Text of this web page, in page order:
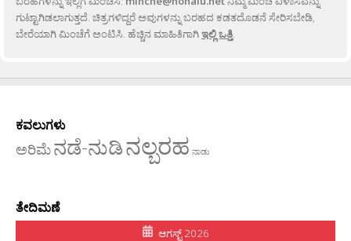
ಗುಟ್ಟಾಗಿಡಲಾಗುತ್ತದೆ. ಚಿತ್ರಗಳಿದ್ದರೆ ಅವುಗಳನ್ನು ಬರಹದ ಕಡತದೊಡನೆ ಸೇರಿಸಬೇಡಿ,
ಬೇರೆಯಾಗಿ ಮಿಂಚೆಗೆ ಅಂಟಿಸಿ. ಹೆಚ್ಚಿನ ಮಾಹಿತಿಗಾಗಿಇಲ್ಲಿ ಒತ್ತಿ.
ಕವಲುಗಳು
ಅರಿಮೆನಡೆ-ನುಡಿನಲ್ಬರಹ ನಾಡು
ತೇದಿಮಣೆ
ಆಗಸ್ಟ್ 2026